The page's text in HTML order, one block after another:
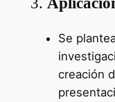
Se
creación